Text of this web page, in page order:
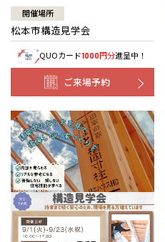
開催場所
松本市構造見学会
QUOカード1000円分進呈中！
ご来場予約